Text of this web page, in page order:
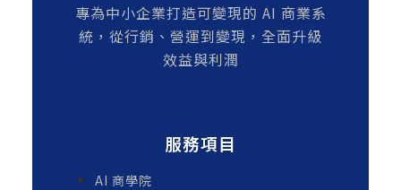
專為中小企業打造可變現的 AI 商業系
統，從行銷、營運到變現，全面升級
效益與利潤
服務項目
AI 商學院